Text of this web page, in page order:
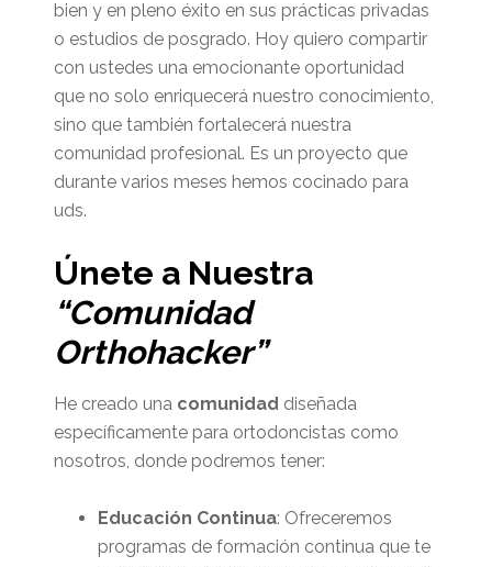
bien y en pleno éxito en sus prácticas privadas
o estudios de posgrado. Hoy quiero compartir
con ustedes una emocionante oportunidad
que no solo enriquecerá nuestro conocimiento,
sino que también fortalecerá nuestra
comunidad profesional. Es un proyecto que
durante varios meses hemos cocinado para
uds.
Únete a Nuestra
“Comunidad
Orthohacker”
He creado una comunidad diseñada
específicamente para ortodoncistas como
nosotros, donde podremos tener:
Educación Continua: Ofreceremos
programas de formación continua que te